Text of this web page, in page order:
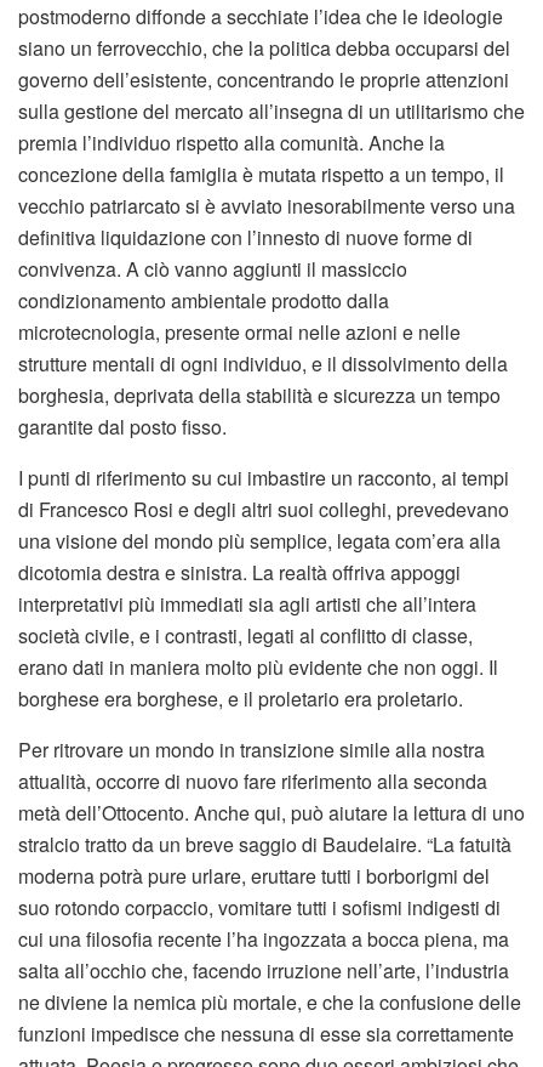
postmoderno diffonde a secchiate l’idea che le ideologie
siano un ferrovecchio, che la politica debba occuparsi del
governo dell’esistente, concentrando le proprie attenzioni
sulla gestione del mercato all’insegna di un utilitarismo che
premia l’individuo rispetto alla comunità. Anche la
concezione della famiglia è mutata rispetto a un tempo, il
vecchio patriarcato si è avviato inesorabilmente verso una
definitiva liquidazione con l’innesto di nuove forme di
convivenza. A ciò vanno aggiunti il massiccio
condizionamento ambientale prodotto dalla
microtecnologia, presente ormai nelle azioni e nelle
strutture mentali di ogni individuo, e il dissolvimento della
borghesia, deprivata della stabilità e sicurezza un tempo
garantite dal posto fisso.
I punti di riferimento su cui imbastire un racconto, ai tempi
di Francesco Rosi e degli altri suoi colleghi, prevedevano
una visione del mondo più semplice, legata com’era alla
dicotomia destra e sinistra. La realtà offriva appoggi
interpretativi più immediati sia agli artisti che all’intera
società civile, e i contrasti, legati al conflitto di classe,
erano dati in maniera molto più evidente che non oggi. Il
borghese era borghese, e il proletario era proletario.
Per ritrovare un mondo in transizione simile alla nostra
attualità, occorre di nuovo fare riferimento alla seconda
metà dell’Ottocento. Anche qui, può aiutare la lettura di uno
stralcio tratto da un breve saggio di Baudelaire. “La fatuità
moderna potrà pure urlare, eruttare tutti i borborigmi del
suo rotondo corpaccio, vomitare tutti i sofismi indigesti di
cui una filosofia recente l’ha ingozzata a bocca piena, ma
salta all’occhio che, facendo irruzione nell’arte, l’industria
ne diviene la nemica più mortale, e che la confusione delle
funzioni impedisce che nessuna di esse sia correttamente